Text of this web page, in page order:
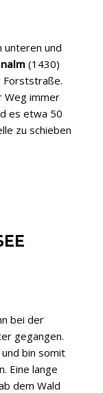
unteren und
(1430)
Forststraße.
Weg immer
es etwa 50
zu schieben
bei der
gegangen.
bin somit
Eine lange
dem Wald